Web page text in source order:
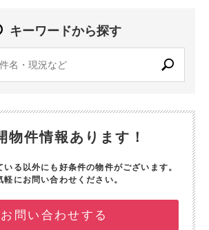
キーワードから探す
物件情報あります！
る以外にも好条件の物件がございます。
軽にお問い合わせください。
お問い合わせする